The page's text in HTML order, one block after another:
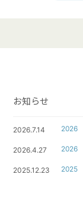
お知らせ
2026.7.14 2026
2026.4.27 2026
2025.12.23 2025